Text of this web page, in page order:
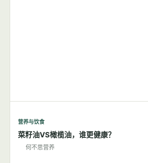
营养与饮食
菜籽油VS橄榄油，谁更健康？
何不思营养